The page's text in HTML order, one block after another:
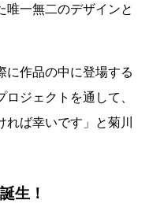
唯一無二のデザインと
に作品の中に登場する
ジェクトを通して、
ば幸いです」と菊川
生！